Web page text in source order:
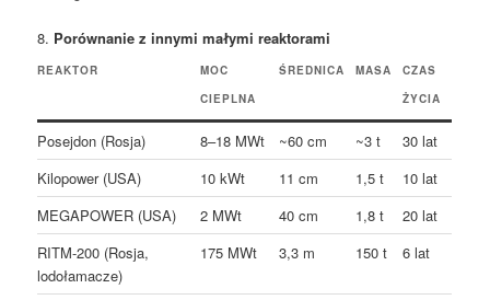
8. Porównanie z innymi małymi reaktorami
REAKTOR
MOC
CIEPLNA
ŚREDNICA MASA
CZAS
ŻYCIA
Posejdon (Rosja) 8–18 MWt ~60 cm ~3 t
30 lat
Kilopower (USA)
10 kWt 11 cm 1,5 t
10 lat
MEGAPOWER (USA)
2 MWt 40 cm 1,8 t
20 lat
RITM-200 (Rosja,
lodołamacze)
175 MWt 3,3 m 150 t 6 lat